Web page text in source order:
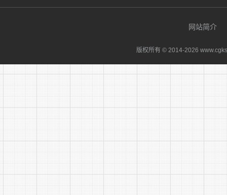
网站简介
版权所有 © 2014-2026